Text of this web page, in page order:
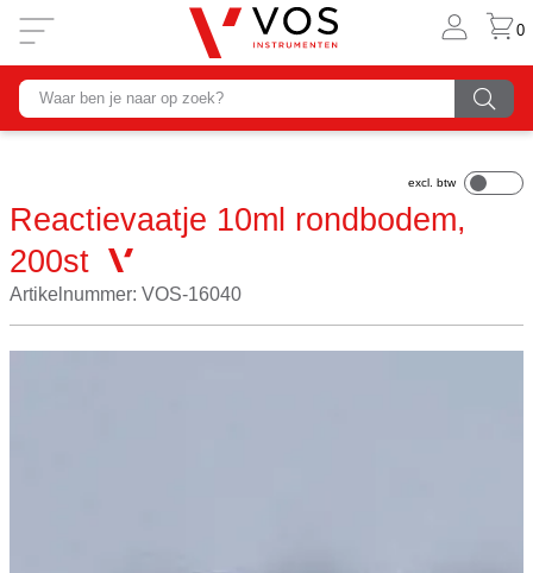
0
Reactievaatje 10ml rondbodem,
200st
Artikelnummer: VOS-16040